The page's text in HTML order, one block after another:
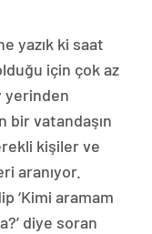
yazık ki saat
için çok az
yerinden
bir vatandaşın
kişiler ve
aranıyor.
‘Kimi aramam
diye soran